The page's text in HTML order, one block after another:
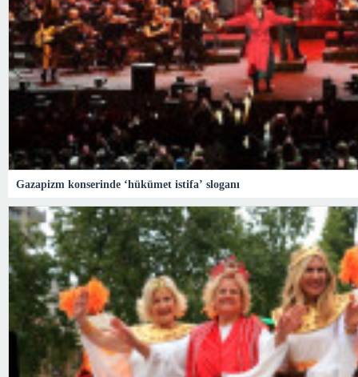
Gazapizm konserinde ‘hükümet istifa’ sloganı